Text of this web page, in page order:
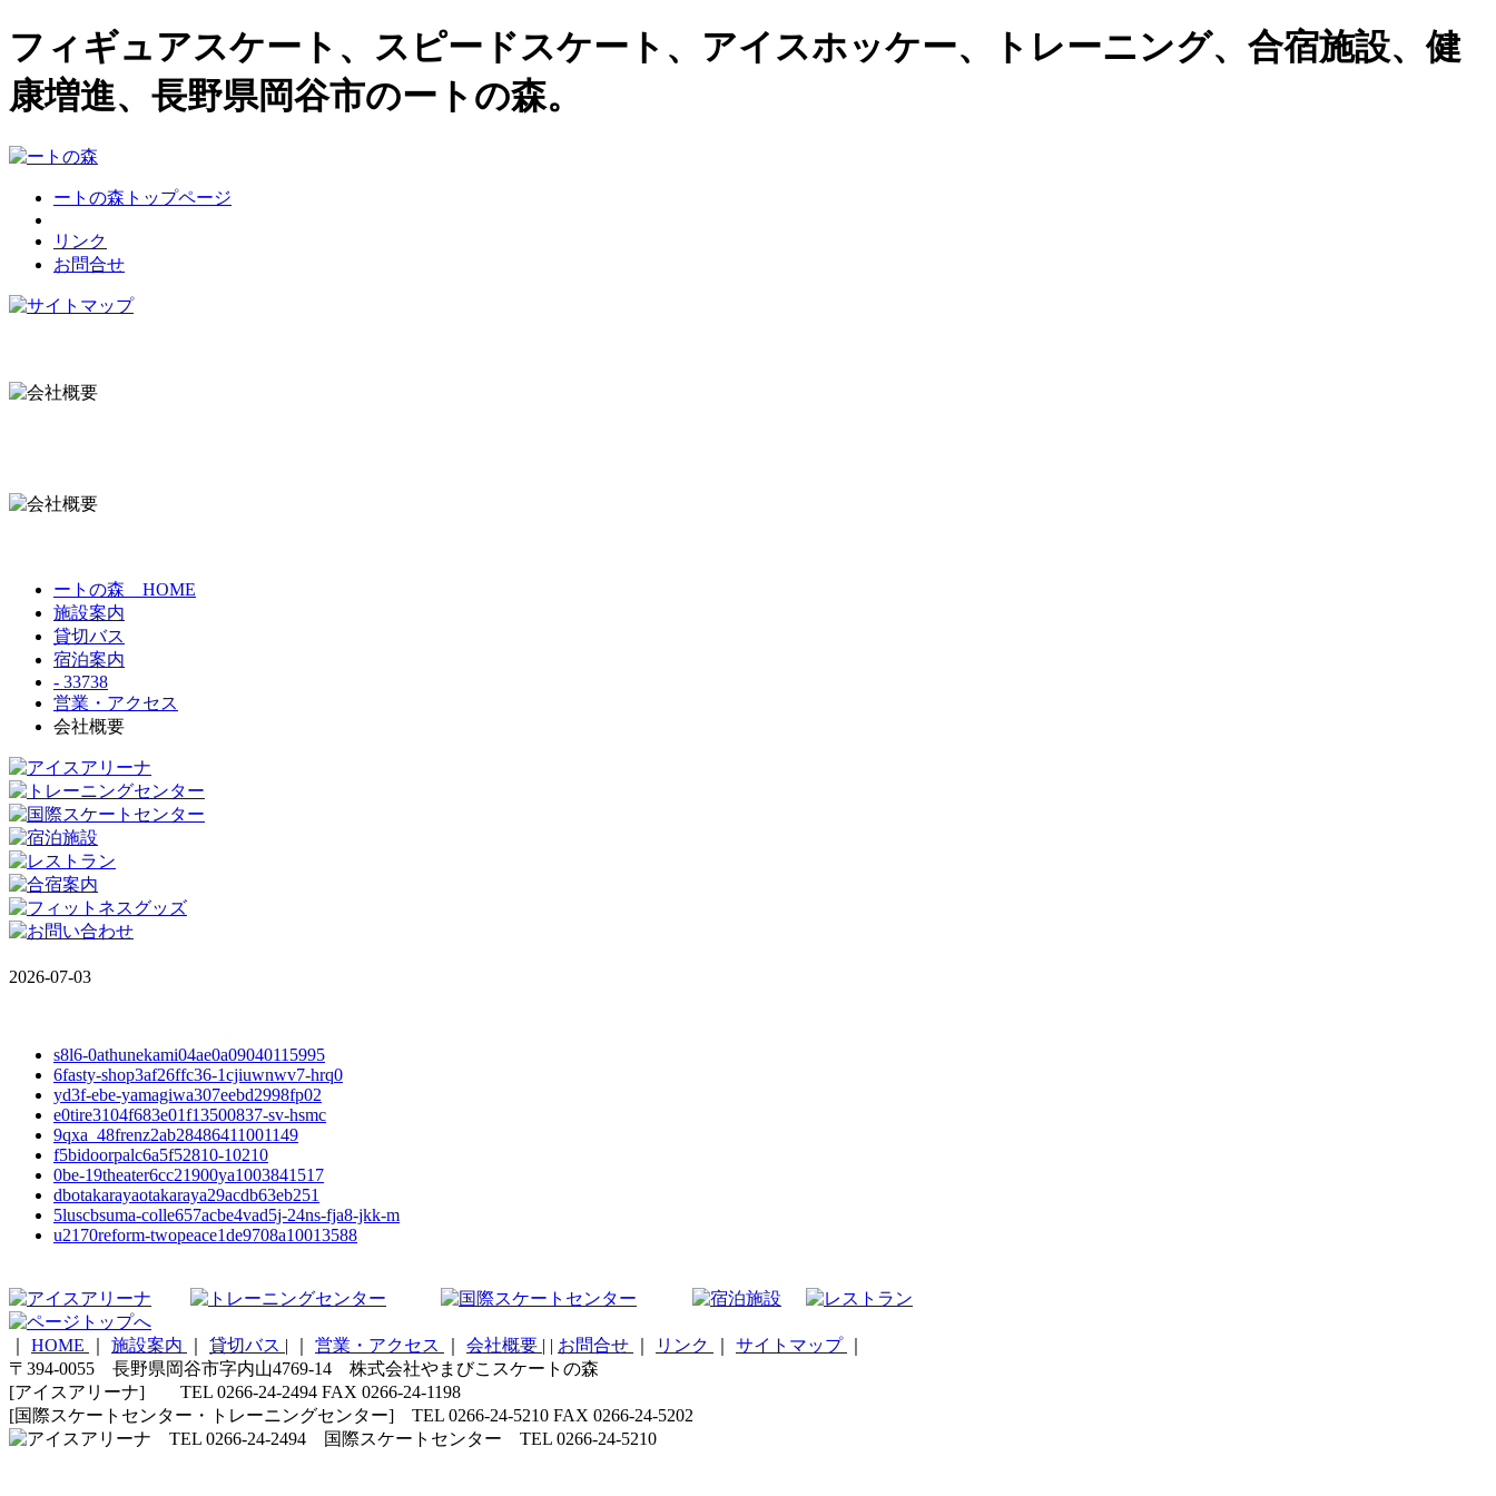
フィギュアスケート、スピードスケート、アイスホッケー、トレーニング、合宿施設、健
康増進、長野県岡谷市のートの森。
ートの森トップページ
リンク
お問合せ
ートの森 HOME
施設案内
貸切バス
宿泊案内
- 33738
営業・アクセス
会社概要
2026-07-03
s8l6-0athunekami04ae0a09040115995
6fasty-shop3af26ffc36-1cjiuwnwv7-hrq0
yd3f-ebe-yamagiwa307eebd2998fp02
e0tire3104f683e01f13500837-sv-hsmc
9qxa_48frenz2ab28486411001149
f5bidoorpalc6a5f52810-10210
0be-19theater6cc21900ya1003841517
dbotakarayaotakaraya29acdb63eb251
5luscbsuma-colle657acbe4vad5j-24ns-fja8-jkk-m
u2170reform-twopeace1de9708a10013588
HOME 施設案内 貸切バス | 営業・アクセス 会社概要 | | お問合せ リンク サイトマップ
〒394-0055 長野県岡谷市字内山4769-14 株式会社やまびこスケートの森
[アイスアリーナ] TEL 0266-24-2494 FAX 0266-24-1198
[国際スケートセンター・トレーニングセンター] TEL 0266-24-5210 FAX 0266-24-5202